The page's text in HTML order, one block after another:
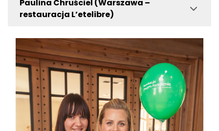
Paulina Chruściel (Warszawa –
restauracja L’etelibre)